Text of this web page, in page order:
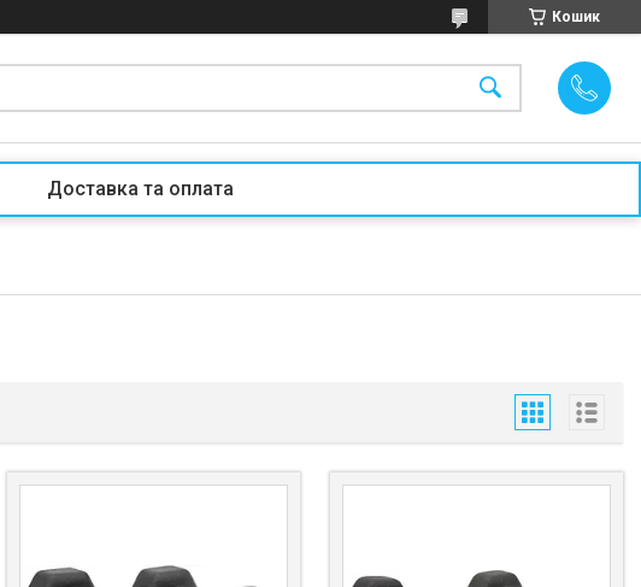
Кошик
Доставка та оплата